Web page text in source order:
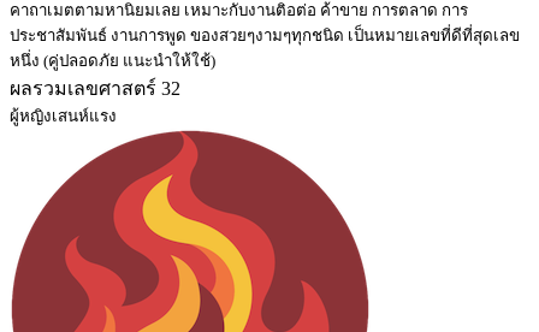
คาถาเมตตามหานิยมเลย เหมาะกับงานติอต่อ ค้าขาย การตลาด การ
ประชาสัมพันธ์ งานการพูด ของสวยๆงามๆทุกชนิด เป็นหมายเลขที่ดีที่สุดเลข
หนึ่ง (คู่ปลอดภัย แนะนำให้ใช้)
ผลรวมเลขศาสตร์ 32
ผู้หญิงเสนห์แรง